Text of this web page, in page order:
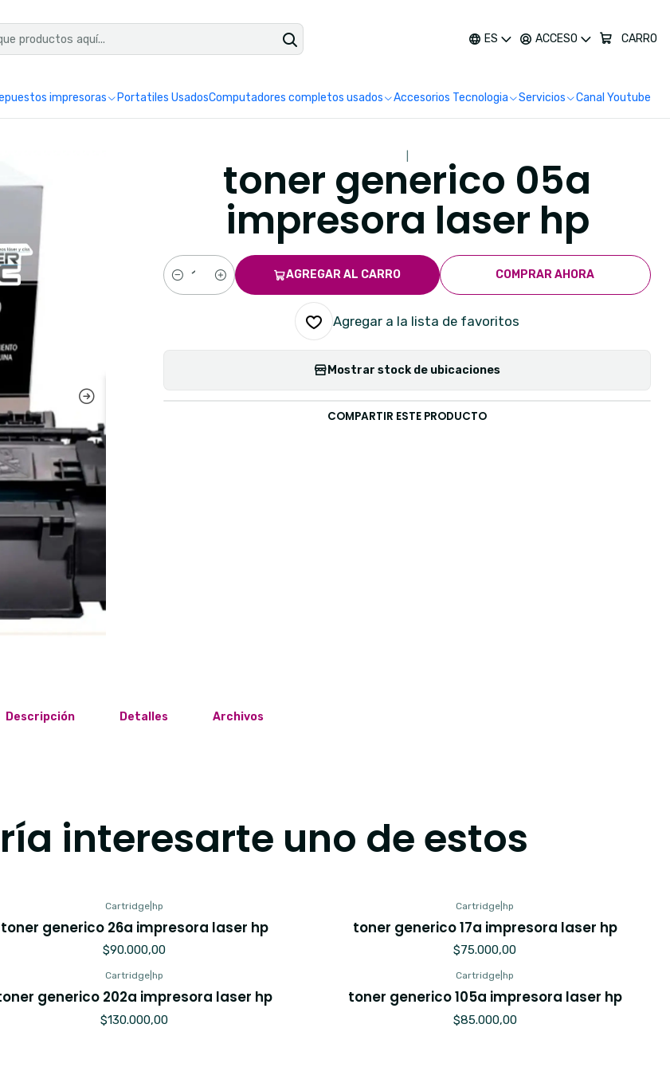
ES ACCESO CARRO
impresoras Portatiles UsadosComputadores completos usados Accesorios Tecnologia Servicios Canal Youtube
toner generico 05a
impresora laser hp
Cantidad
AGREGAR AL CARRO COMPRAR AHORA
Agregar a la lista de favoritos
Mostrar stock de ubicaciones
COMPARTIR ESTE PRODUCTO
Descripción Detalles Archivos
interesarte uno de estos
Cartridge |hp
toner generico 26a impresora laser hp
$90.000,00
Cartridge |hp
toner generico 17a impresora laser hp
$75.000,00
Cartridge |hp
generico 202a impresora laser hp
$130.000,00
Cartridge |hp
toner generico 105a impresora laser hp
$85.000,00